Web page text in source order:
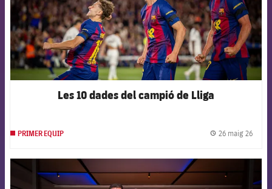
Les 10 dades del campió de Lliga
PRIMER EQUIP 26 maig 26
FCB Barcelona badge